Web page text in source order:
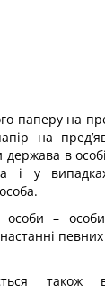
паперу на
на
в
і у
особи –
також